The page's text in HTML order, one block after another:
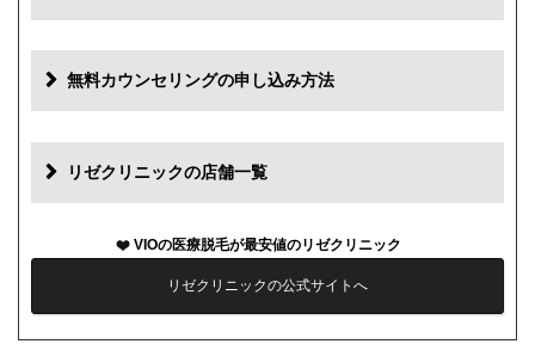
初診料 0円
再診料 0円
薬代 0円
シェービング代 0円
無料カウンセリングの申し込み方法
リゼクリニックの店舗一覧
VIOの医療脱毛が最安値のリゼクリニック
リゼクリニックの公式サイトへ